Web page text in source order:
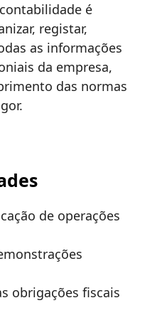
é
registar,
as informações
da empresa,
das normas
de operações
obrigações fiscais